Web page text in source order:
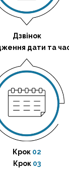
Дзвінок
дати та
Крок 02
Крок 03